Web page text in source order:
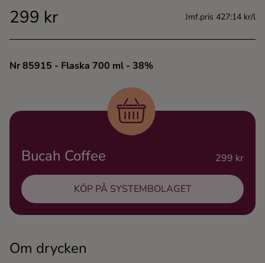
Shots
Ingredienser
299 kr Jmf.pris 427:14 kr/l
Nr 85915 - Flaska 700 ml - 38%
Om drycken
Bucah Coffee 299 kr
KÖP PÅ SYSTEMBOLAGET